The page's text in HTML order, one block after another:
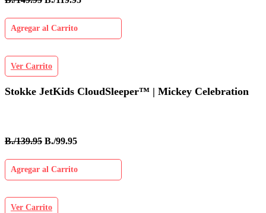
Agregar al Carrito
Ver Carrito
Stokke JetKids CloudSleeper™ | Mickey Celebration
B./139.95 B./99.95
Agregar al Carrito
Ver Carrito